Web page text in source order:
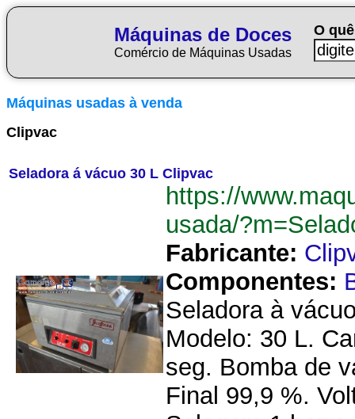
Máquinas de Doces
Comércio de Máquinas Usadas
O
Máquinas usadas à venda
Clipvac
Seladora á vácuo 30 L Clipvac
https://
usada/
Fabricante:
Componentes:
Seladora à
Modelo: 30 L.
seg. Bomba de
Final 99,9 %.